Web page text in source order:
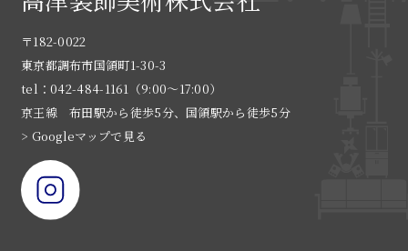
〒182-0022
東京都調布市国領町1-30-3
tel：042-484-1161（9:00〜17:00）
京王線 布田駅から徒歩5分、国領駅から徒歩5分
> Googleマップで見る